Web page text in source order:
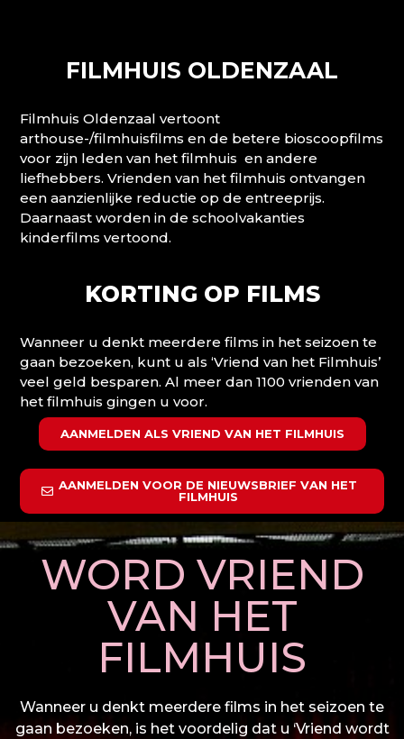
FILMHUIS OLDENZAAL
Filmhuis Oldenzaal vertoont
arthouse-/filmhuisfilms en de betere bioscoopfilms
voor zijn leden van het filmhuis en andere
liefhebbers. Vrienden van het filmhuis ontvangen
een aanzienlijke reductie op de entreeprijs.
Daarnaast worden in de schoolvakanties
kinderfilms vertoond.
KORTING OP FILMS
Wanneer u denkt meerdere films in het seizoen te
gaan bezoeken, kunt u als ‘Vriend van het Filmhuis’
veel geld besparen. Al meer dan 1100 vrienden van
het filmhuis gingen u voor.
AANMELDEN ALS VRIEND VAN HET FILMHUIS
AANMELDEN VOOR DE NIEUWSBRIEF VAN HET
FILMHUIS
WORD VRIEND
VAN HET
FILMHUIS
Wanneer u denkt meerdere films in het seizoen te
gaan bezoeken, is het voordelig dat u ‘Vriend wordt